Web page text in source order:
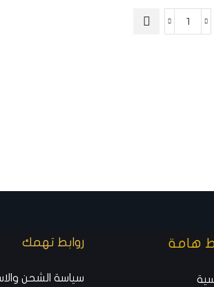
هامة روابط تهمك
سياسة الشحن